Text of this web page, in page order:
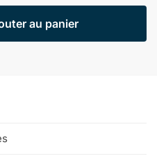
au panier